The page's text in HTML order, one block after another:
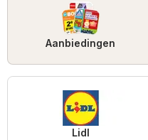
Aanbiedingen
Lidl